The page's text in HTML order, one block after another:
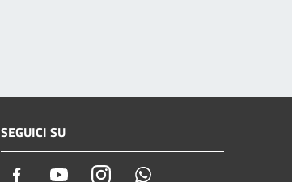
SEGUICI SU
Facebook YoutubeInstagram